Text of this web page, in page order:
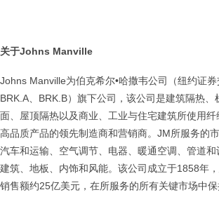
关于Johns Manville
Johns Manville为伯克希尔•哈撒韦公司（纽约证券
BRK.A、BRK.B）旗下公司，该公司是建筑隔热、
面、屋顶隔热以及商业、工业与住宅建筑所使用
高品质产品的领先制造商和营销商。JM所服务的市
汽车和运输、空气调节、电器、暖通空调、管道和
建筑、地板、内饰和风能。该公司成立于1858年
销售额约25亿美元，在所服务的所有关键市场中